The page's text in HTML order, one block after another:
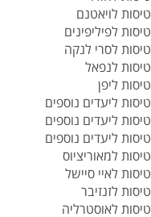
טיסות לויאטנם
טיסות לפיליפינים
טיסות לסרי לנקה
טיסות לנפאל
טיסות ליפן
טיסות ליעדים נוספים
טיסות ליעדים נוספים
טיסות ליעדים נוספים
טיסות למאוריציוס
טיסות לאיי סיישל
טיסות לזנזיבר
טיסות לאוסטרליה